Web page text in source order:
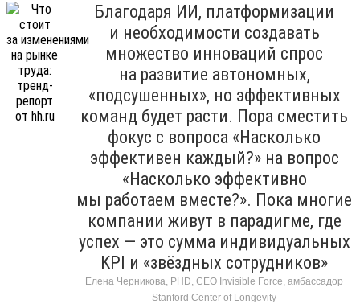
Благодаря ИИ, платформизации
и необходимости создавать
множество инноваций спрос
на развитие автономных,
«подсушенных», но эффективных
команд будет расти. Пора сместить
фокус с вопроса «Насколько
эффективен каждый?» на вопрос
«Насколько эффективно
мы работаем вместе?». Пока многие
компании живут в парадигме, где
успех — это сумма индивидуальных
KPI и «звёздных сотрудников»
Елена Черникова, PHD, CEO Invisible Force, амбассадор
Stanford Center of Longevity